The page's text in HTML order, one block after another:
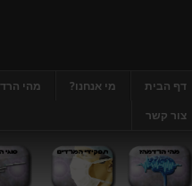
דף הבית מי אנחנו? מהי
צור קשר